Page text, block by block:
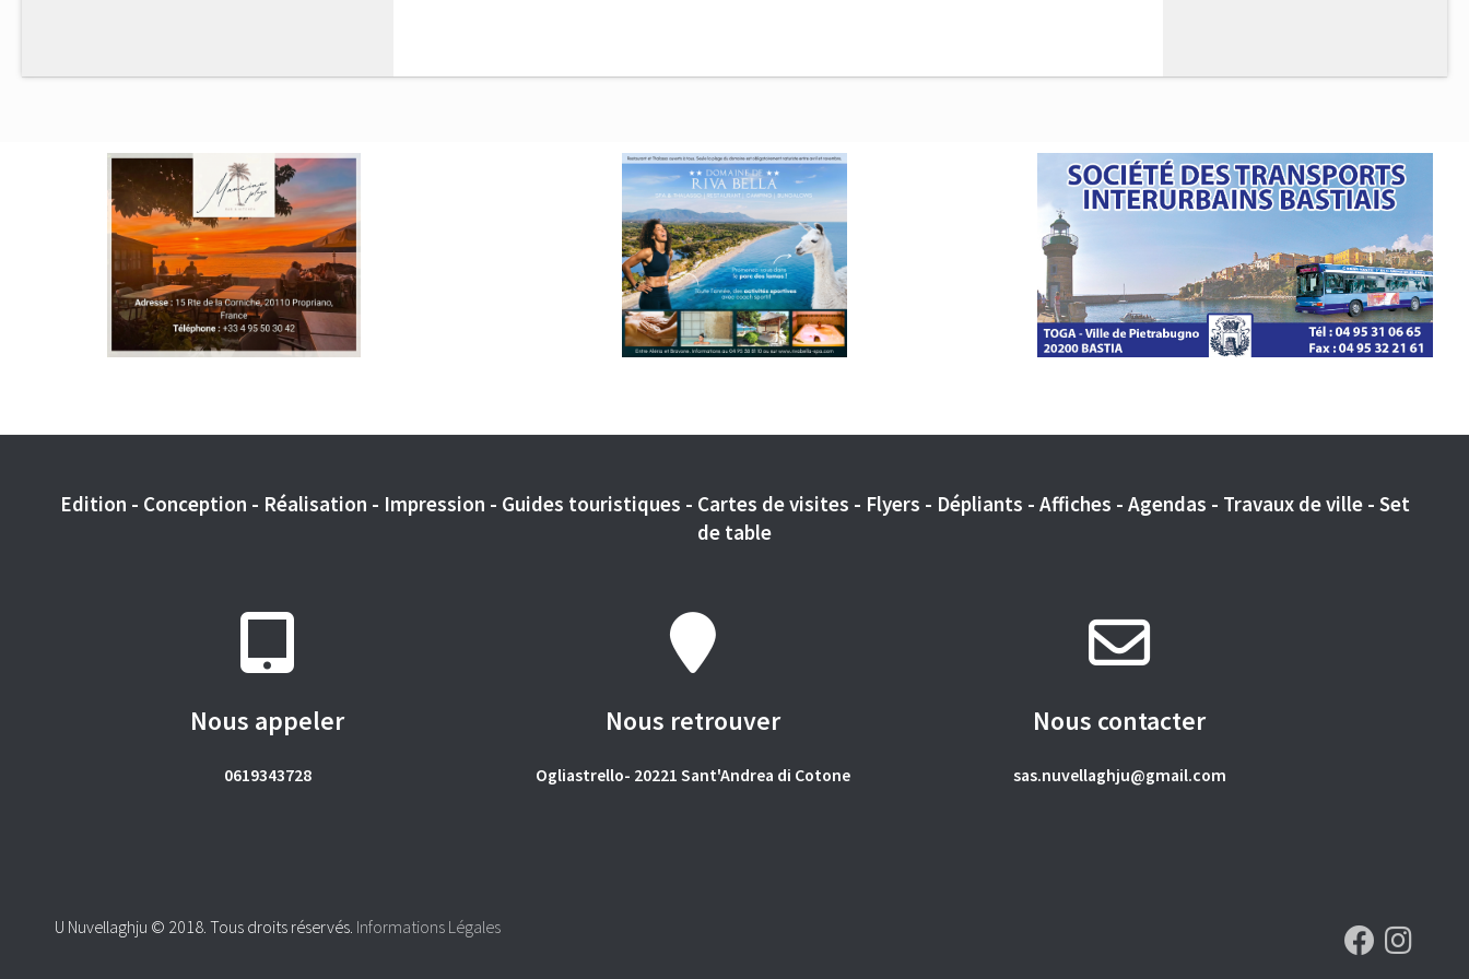
Edition - Conception - Réalisation - Impression - Guides touristiques - Cartes de visites - Flyers - Dépliants - Affiches - Agendas - Travaux de ville - Set
de table
Nous appeler
0619343728
Nous retrouver
Ogliastrello- 20221 Sant'Andrea di Cotone
Nous contacter
sas.nuvellaghju@gmail.com
U Nuvellaghju © 2018. Tous droits réservés. Informations Légales